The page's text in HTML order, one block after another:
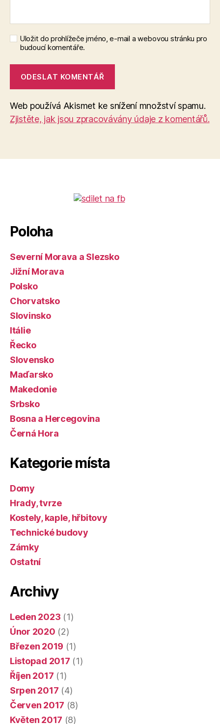
Uložit do prohlížeče jméno, e-mail a webovou stránku pro
budoucí komentáře.
Web používá Akismet ke snížení množství spamu.
Zjistěte, jak jsou zpracovávány údaje z komentářů.
Poloha
Severní Morava a Slezsko
Jižní Morava
Polsko
Chorvatsko
Slovinsko
Itálie
Řecko
Slovensko
Maďarsko
Makedonie
Srbsko
Bosna a Hercegovina
Černá Hora
Kategorie místa
Domy
Hrady, tvrze
Kostely, kaple, hřbitovy
Technické budovy
Zámky
Ostatní
Archivy
Leden 2023 (1)
Únor 2020 (2)
Březen 2019 (1)
Listopad 2017 (1)
Říjen 2017 (1)
Srpen 2017 (4)
Červen 2017 (8)
Květen 2017 (8)